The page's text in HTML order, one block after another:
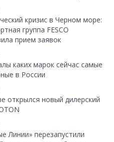
кризис в Черном море:
группа FESCO
прием заявок
каких марок сейчас самые
в России
открылся новый дилерский
Линии» перезапустили